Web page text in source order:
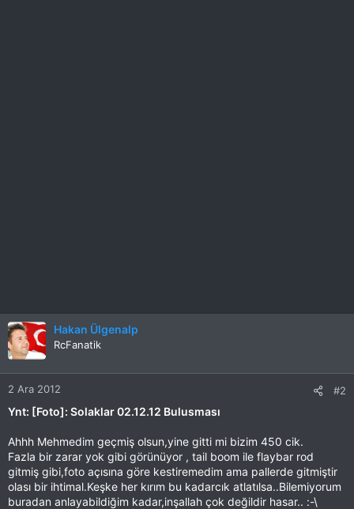
Hakan Ülgenalp
RcFanatik
2 Ara 2012 #2
Ynt: [Foto]: Solaklar 02.12.12 Bulusması
Ahhh Mehmedim geçmiş olsun,yine gitti mi bizim 450 cik.
Fazla bir zarar yok gibi görünüyor , tail boom ile flaybar rod
gitmiş gibi,foto açısına göre kestiremedim ama pallerde gitmiştir
olası bir ihtimal.Keşke her kırım bu kadarcık atlatılsa..Bilemiyorum
buradan anlayabildiğim kadar,inşallah çok değildir hasar.. :-\